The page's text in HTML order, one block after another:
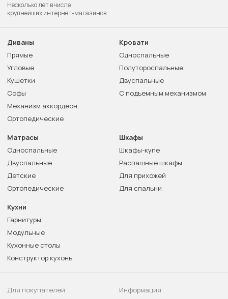
Несколько лет в числе
крупнейших интернет-магазинов
Диваны
Прямые
Угловые
Кушетки
Софы
Механизм аккордеон
Ортопедические
Кровати
Односпальные
Полутороспальные
Двуспальные
С подъемным механизмом
Матрасы
Односпальные
Двуспальные
Детские
Ортопедические
Шкафы
Шкафы-купе
Распашные шкафы
Для прихожей
Для спальни
Кухни
Гарнитуры
Модульные
Кухонные столы
Конструктор кухонь
Для покупателей
Информация